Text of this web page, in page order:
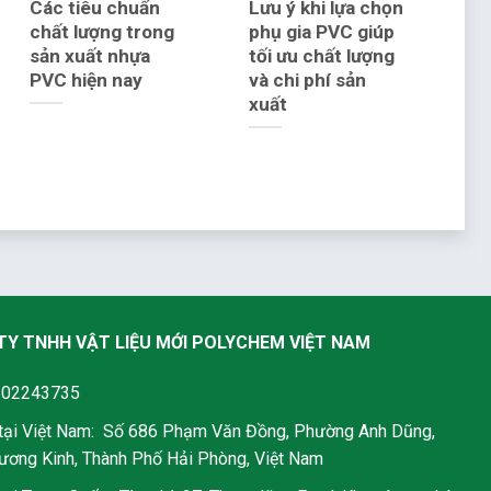
Các tiêu chuẩn
chất lượng trong
sản xuất nhựa
PVC hiện nay
Lưu ý khi lựa chọn
phụ gia PVC giúp
tối ưu chất lượng
và chi phí sản
xuất
TNHH VẬT LIỆU MỚI POLYCHEM VIỆT NAM
Việt Nam: Số 686 Phạm Văn Đồng, Phường Anh Dũng,
Kinh, Thành Phố Hải Phòng, Việt Nam